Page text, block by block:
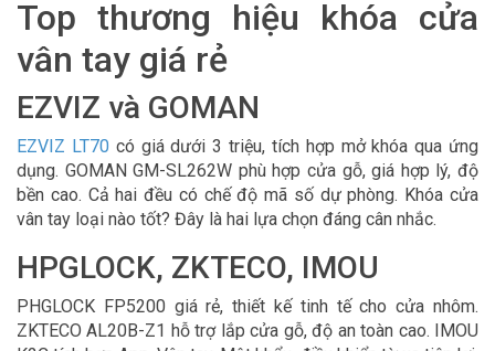
Top thương hiệu khóa cửa
vân tay giá rẻ
EZVIZ và GOMAN
EZVIZ LT70có giá dưới 3 triệu, tích hợp mở khóa qua ứng
dụng. GOMAN GM-SL262W phù hợp cửa gỗ, giá hợp lý, độ
bền cao. Cả hai đều có chế độ mã số dự phòng. Khóa cửa
vân tay loại nào tốt? Đây là hai lựa chọn đáng cân nhắc.
HPGLOCK, ZKTECO, IMOU
PHGLOCK FP5200 giá rẻ, thiết kế tinh tế cho cửa nhôm.
ZKTECO AL20B-Z1 hỗ trợ lắp cửa gỗ, độ an toàn cao. IMOU